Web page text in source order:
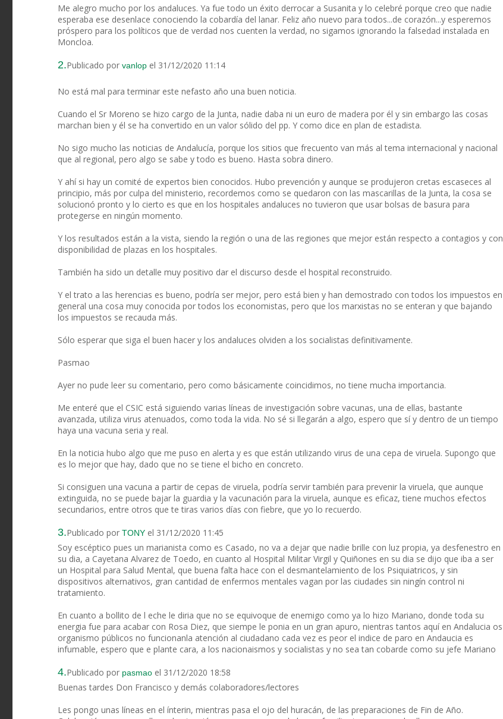
Me alegro mucho por los andaluces. Ya fue todo un éxito derrocar a Susanita y lo celebré porque creo que nadie
esperaba ese desenlace conociendo la cobardía del lanar. Feliz año nuevo para todos...de corazón...y esperemos
próspero para los políticos que de verdad nos cuenten la verdad, no sigamos ignorando la falsedad instalada en
Moncloa.
2.Publicado por vanlop el 31/12/2020 11:14
No está mal para terminar este nefasto año una buen noticia.
Cuando el Sr Moreno se hizo cargo de la Junta, nadie daba ni un euro de madera por él y sin embargo las cosas
marchan bien y él se ha convertido en un valor sólido del pp. Y como dice en plan de estadista.
No sigo mucho las noticias de Andalucía, porque los sitios que frecuento van más al tema internacional y nacional
que al regional, pero algo se sabe y todo es bueno. Hasta sobra dinero.
Y ahí si hay un comité de expertos bien conocidos. Hubo prevención y aunque se produjeron cretas escaseces al
principio, más por culpa del ministerio, recordemos como se quedaron con las mascarillas de la Junta, la cosa se
solucionó pronto y lo cierto es que en los hospitales andaluces no tuvieron que usar bolsas de basura para
protegerse en ningún momento.
Y los resultados están a la vista, siendo la región o una de las regiones que mejor están respecto a contagios y con
disponibilidad de plazas en los hospitales.
También ha sido un detalle muy positivo dar el discurso desde el hospital reconstruido.
Y el trato a las herencias es bueno, podría ser mejor, pero está bien y han demostrado con todos los impuestos en
general una cosa muy conocida por todos los economistas, pero que los marxistas no se enteran y que bajando
los impuestos se recauda más.
Sólo esperar que siga el buen hacer y los andaluces olviden a los socialistas definitivamente.
Pasmao
Ayer no pude leer su comentario, pero como básicamente coincidimos, no tiene mucha importancia.
Me enteré que el CSIC está siguiendo varias líneas de investigación sobre vacunas, una de ellas, bastante
avanzada, utiliza virus atenuados, como toda la vida. No sé si llegarán a algo, espero que sí y dentro de un tiempo
haya una vacuna seria y real.
En la noticia hubo algo que me puso en alerta y es que están utilizando virus de una cepa de viruela. Supongo que
es lo mejor que hay, dado que no se tiene el bicho en concreto.
Si consiguen una vacuna a partir de cepas de viruela, podría servir también para prevenir la viruela, que aunque
extinguida, no se puede bajar la guardia y la vacunación para la viruela, aunque es eficaz, tiene muchos efectos
secundarios, entre otros que te tiras varios días con fiebre, que yo lo recuerdo.
3.Publicado por TONY el 31/12/2020 11:45
Soy escéptico pues un marianista como es Casado, no va a dejar que nadie brille con luz propia, ya desfenestro en
su dia, a Cayetana Alvarez de Toedo, en cuanto al Hospital Militar Virgil y Quiñones en su dia se dijo que iba a ser
un Hospital para Salud Mental, que buena falta hace con el desmantelamiento de los Psiquiatricos, y sin
dispositivos alternativos, gran cantidad de enfermos mentales vagan por las ciudades sin ningín control ni
tratamiento.
En cuanto a bollito de l eche le diria que no se equivoque de enemigo como ya lo hizo Mariano, donde toda su
energia fue para acabar con Rosa Diez, que siempe le ponia en un gran apuro, nientras tantos aquí en Andalucia os
organismo públicos no funcionanla atención al ciudadano cada vez es peor el indice de paro en Andaucia es
infumable, espero que e plante cara, a los nacionaismos y socialistas y no sea tan cobarde como su jefe Mariano
4.Publicado por pasmao el 31/12/2020 18:58
Buenas tardes Don Francisco y demás colaboradores/lectores
Les pongo unas líneas en el ínterin, mientras pasa el ojo del huracán, de las preparaciones de Fin de Año.